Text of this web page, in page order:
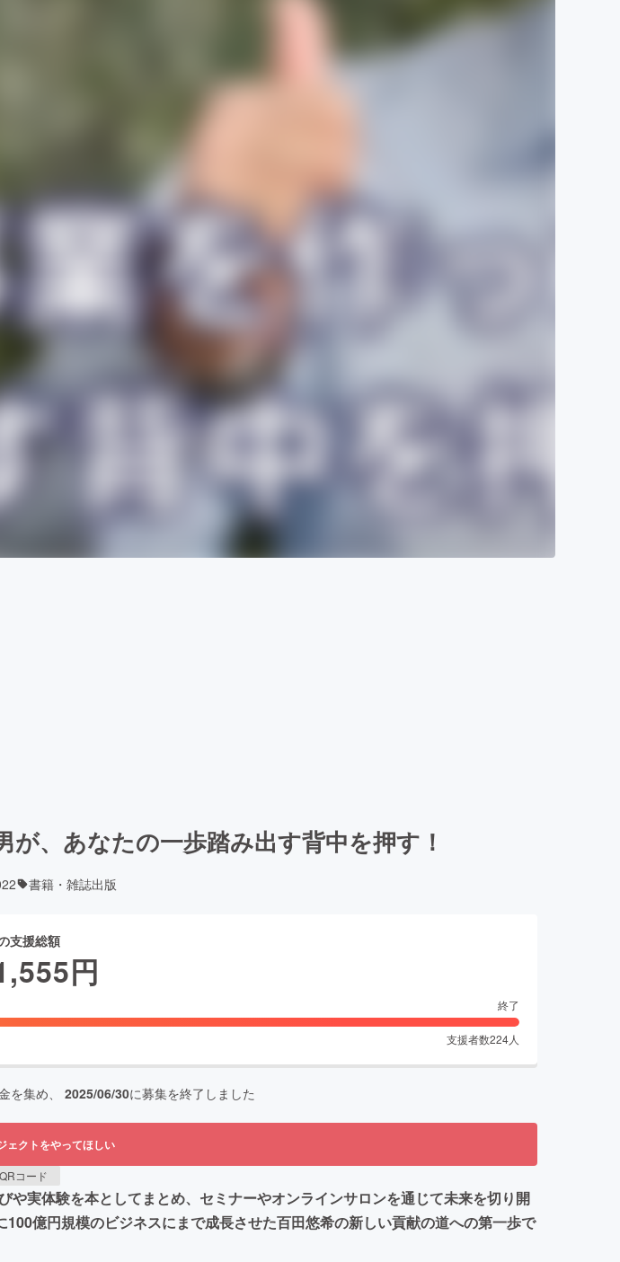
、あなたの一歩踏み出す背中を押す！
書籍・雑誌出版
支援総額
円
終了
支援者数224人
を集め、 2025/06/30に募集を終了しました
ェクトをやってほしい
QRコード
実体験を本としてまとめ、セミナーやオンラインサロンを通じて未来を切り開
億円規模のビジネスにまで成長させた百田悠希の新しい貢献の道への第一歩で